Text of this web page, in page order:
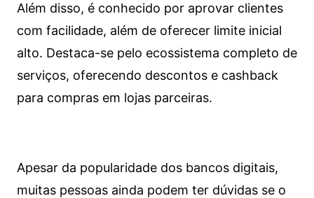
Além disso, é conhecido por aprovar clientes
com facilidade, além de oferecer limite inicial
alto. Destaca-se pelo ecossistema completo de
serviços, oferecendo descontos e cashback
para compras em lojas parceiras.
Apesar da popularidade dos bancos digitais,
muitas pessoas ainda podem ter dúvidas se o